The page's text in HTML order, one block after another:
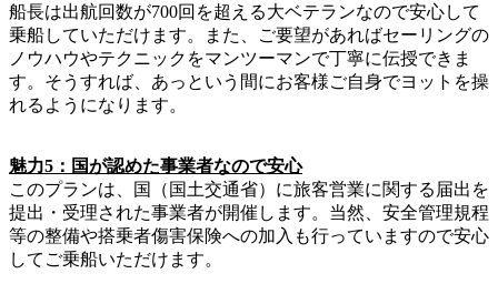
船長は出航回数が700回を超える大ベテランなので安心して
乗船していただけます。また、ご要望があればセーリングの
ノウハウやテクニックをマンツーマンで丁寧に伝授できま
す。そうすれば、あっという間にお客様ご自身でヨットを操
れるようになります。
魅力5：国が認めた事業者なので安心
このプランは、国（国土交通省）に旅客営業に関する届出を
提出・受理された事業者が開催します。当然、安全管理規程
等の整備や搭乗者傷害保険への加入も行っていますので安心
してご乗船いただけます。